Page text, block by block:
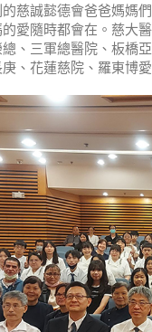
慈誠懿德會爸爸媽媽
愛隨時都會在。慈大
、三軍總醫院、板橋
、花蓮慈院、羅東博